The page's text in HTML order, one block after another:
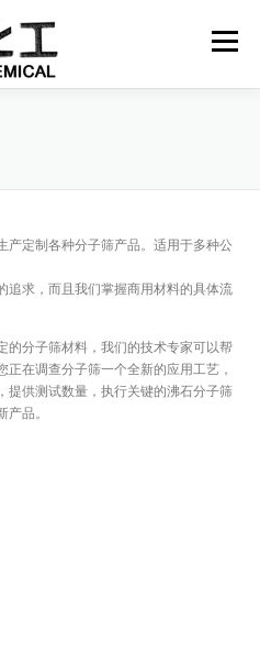
菜单
心
产定制各种分子筛产品。适用于多种公
追求，而且我们掌握商用材料的具体流
的分子筛材料，我们的技术专家可以帮
在调查分子筛一个全新的应用工艺，
提供测试数量，执行关键的沸石分子筛
品。